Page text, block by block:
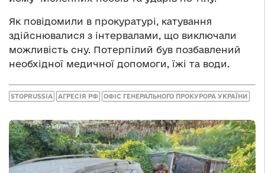
Як повідомили в прокуратурі, катування
здійснювалися з інтервалами, що виключали
можливість сну. Потерпілий був позбавлений
необхідної медичної допомоги, їжі та води.
STOPRUSSIA АГРЕСІЯ РФ ОФІС ГЕНЕРАЛЬНОГО ПРОКУРОРА УКРАЇНИ